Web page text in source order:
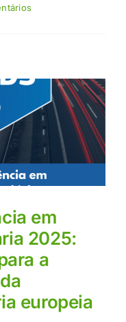
em
2025:
a
europeia